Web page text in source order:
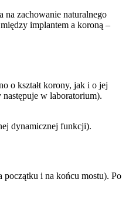
na zachowanie naturalnego
implantem a koroną –
o kształt korony, jak i o jej
w laboratorium).
dynamicznej funkcji).
i na końcu mostu). Po